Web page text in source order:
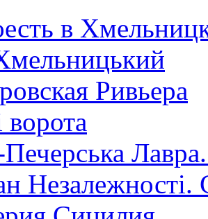
в
Ривьера
ворота
Незалежності.